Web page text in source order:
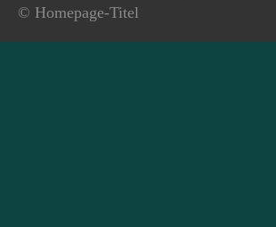
© Homepage-Titel